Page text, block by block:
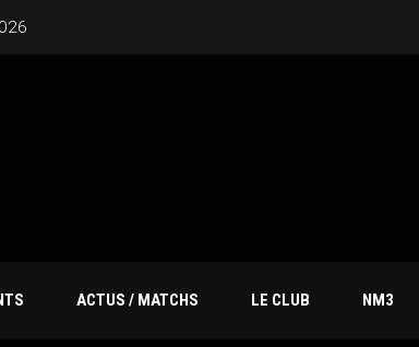
ACTUS / MATCHS LE CLUB NM3